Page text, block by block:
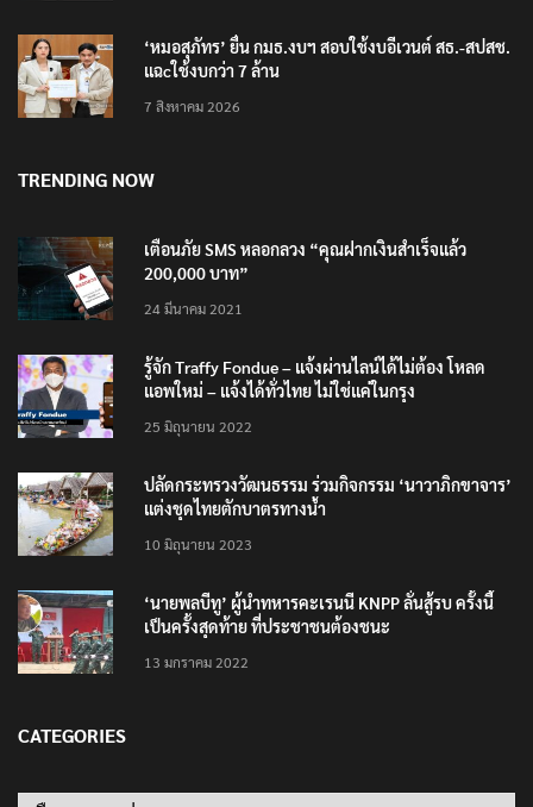
‘หมอสุภัทร’ ยื่น กมธ.งบฯ สอบใช้งบอีเวนต์ สธ.-สปสช.
แฉcใช้งบกว่า 7 ล้าน
7 สิงหาคม 2026
TRENDING NOW
เตือนภัย SMS หลอกลวง “คุณฝากเงินสำเร็จแล้ว
200,000 บาท”
24 มีนาคม 2021
รู้จัก Traffy Fondue – แจ้งผ่านไลน์ได้ไม่ต้อง โหลด
แอพใหม่ – แจ้งได้ทั่วไทย ไม่ใช่แค่ในกรุง
25 มิถุนายน 2022
ปลัดกระทรวงวัฒนธรรม ร่วมกิจกรรม ‘นาวาภิกขาจาร’
แต่งชุดไทยตักบาตรทางน้ำ
10 มิถุนายน 2023
‘นายพลบีทู’ ผู้นำทหารคะเรนนี KNPP ลั่นสู้รบ ครั้งนี้
เป็นครั้งสุดท้าย ที่ประชาชนต้องชนะ
13 มกราคม 2022
CATEGORIES